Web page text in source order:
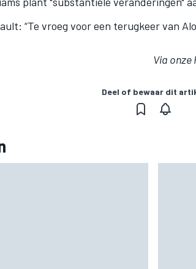
“Te vroeg voor een terugkeer van
Via onze
Deel of bewaar dit